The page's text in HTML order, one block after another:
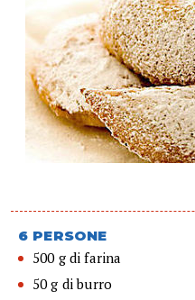
6 PERSONE
500 g di farina
50 g di burro